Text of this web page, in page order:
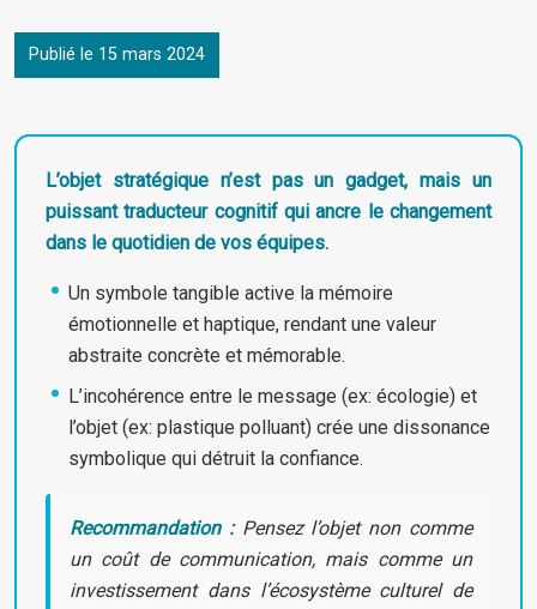
Publié le 15 mars 2024
L’objet stratégique n’est pas un gadget, mais un
puissant traducteur cognitif qui ancre le changement
dans le quotidien de vos équipes.
Un symbole tangible active la mémoire
émotionnelle et haptique, rendant une valeur
abstraite concrète et mémorable.
L’incohérence entre le message (ex: écologie) et
l’objet (ex: plastique polluant) crée une dissonance
symbolique qui détruit la confiance.
Recommandation :Pensez l’objet non comme
un coût de communication, mais comme un
investissement dans l’écosystème culturel de